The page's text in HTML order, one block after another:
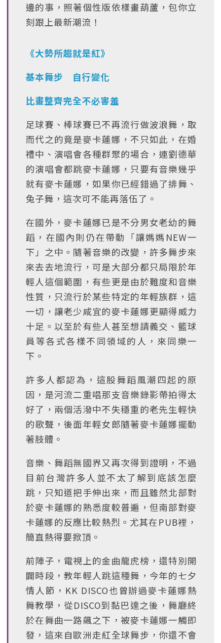
邊的事，照著個性版依樣畫葫蘆，包你立
刻跟上最新潮流！
《大勢所趨就是紅》
基本舞步 自行變化
比畫整齊完全不必害羞
足球賽、棒球賽已不再流行做波浪舞，取
而代之的竟是麥卡蓮娜，不只如此，在婚
禮中、演唱會各種群聚的場合，連劉德華
的演唱會都跳麥卡蓮娜，只要有音樂幾乎
就有麥卡蓮娜，如果你已經錯過了排舞、
兔子舞，這次可不能再落伍了。
在國外，麥卡蓮娜已是不分男女老幼的舞
蹈，在國內則仍在帶動「讓媽媽NEW一
下」之中。隨著音樂的改變，許多舞步來
來去去地流行，可是大部分都只局限於年
輕人這個範圍，有些更是由於難度和音樂
性質，只流行於某些特定的年輕族群，這
一切，讓老少咸宜的麥卡蓮娜更顯得威力
十足。以至於有些人甚至想請義交、籃球
員等各式各樣不同領域的人，來同樂一
下。
許多人都認為，這股舞蹈風潮四起的原
因，是河流二重唱那支音樂錄影帶拍得太
好了，兩個活潑中不失穩重的老先生輕快
的歌聲，後面年輕女郎隨著麥卡蓮娜擺動
著肢體。
音樂、舞蹈無國界又再次得到證明，不過
目前台灣許多人並不太了解到底該怎麼
跳，只知道把手伸出來，而且雖然北部對
於麥卡蓮娜的熟悉度較普遍，但南部對麥
卡蓮娜的反應比較熱烈。尤其在PUB裡，
簡直熱得要掀頂。
前陣子，電視上的金曲龍虎榜，還特別開
闢時段，教年輕人跳這種舞，今年的七夕
情人節，KK DISCO也曾辦過麥卡蓮娜熱
舞教學，從DISCO到黏巴達之後，舞廳終
於在舞曲一路飆之下，被麥卡蓮娜一觸即
發，這來自歐洲走紅全球舞步，你還不會